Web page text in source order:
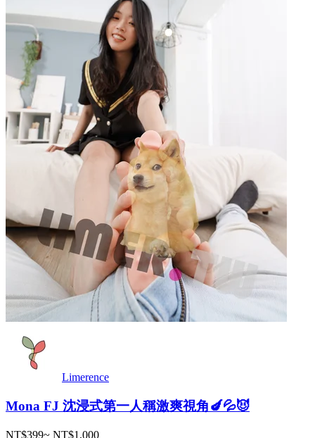
Limerence
Mona FJ 沈浸式第一人稱激爽視角🍆💦😈
NT$399~ NT$1,000